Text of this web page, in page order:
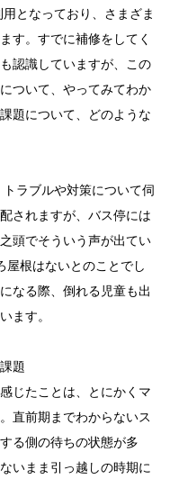
となっており、さまざま
す。すでに補修をしてく
認識していますが、この
ついて、やってみてわか
題について、どのような
ラブルや対策について伺
されますが、バス停には
頭でそういう声が出てい
屋根はないとのことでし
なる際、倒れる児童も出
ます。
題
じたことは、とにかくマ
直前期までわからないス
る側の待ちの状態が多
いまま引っ越しの時期に